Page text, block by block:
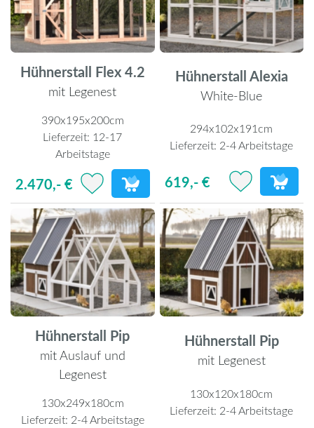
Hühnerstall Flex 4.2
mit Legenest
390x195x200cm
Lieferzeit: 12-17
Arbeitstage
2.470,- €
Hühnerstall Alexia
White-Blue
294x102x191cm
Lieferzeit: 2-4 Arbeitstage
619,- €
Hühnerstall Pip
mit Auslauf und
Legenest
130x249x180cm
Lieferzeit: 2-4 Arbeitstage
Hühnerstall Pip
mit Legenest
130x120x180cm
Lieferzeit: 2-4 Arbeitstage